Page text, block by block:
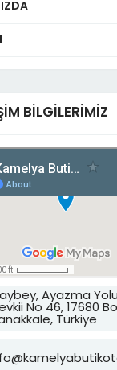
BİLGİLERİMİZ
Ayazma
No 46, 17680
Türkiye